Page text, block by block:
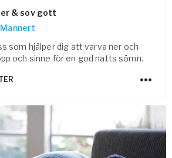
& sov gott
Mannert
som hjälper dig att varva ner och
och sinne för en god natts sömn.